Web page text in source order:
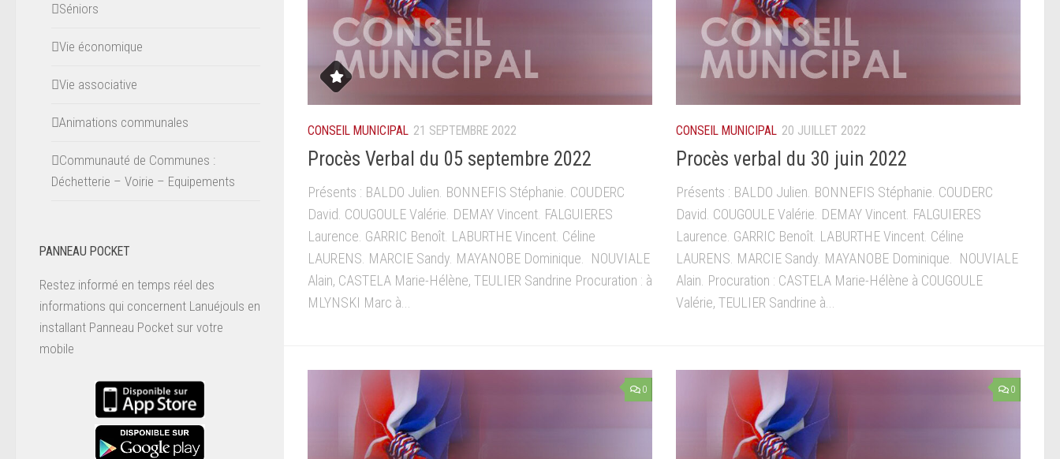
CONSEIL MUNICIPAL 21 SEPTEMBRE 2022
Procès Verbal du 05 septembre 2022
Présents : BALDO Julien. BONNEFIS Stéphanie. COUDERC
David. COUGOULE Valérie. DEMAY Vincent. FALGUIERES
Laurence. GARRIC Benoît. LABURTHE Vincent. Céline
LAURENS. MARCIE Sandy. MAYANOBE Dominique. NOUVIALE
Alain, CASTELA Marie-Hélène, TEULIER Sandrine Procuration : à
MLYNSKI Marc à...
CONSEIL MUNICIPAL 20 JUILLET 2022
Procès verbal du 30 juin 2022
Présents : BALDO Julien. BONNEFIS Stéphanie. COUDERC
David. COUGOULE Valérie. DEMAY Vincent. FALGUIERES
Laurence. GARRIC Benoît. LABURTHE Vincent. Céline
LAURENS. MARCIE Sandy. MAYANOBE Dominique. NOUVIALE
Alain. Procuration : CASTELA Marie-Hélène à COUGOULE
Valérie, TEULIER Sandrine à...
0 0
Séniors
Vie économique
Vie associative
Animations communales
Communauté de Communes :
Déchetterie – Voirie – Equipements
PANNEAU POCKET
Restez informé en temps réel des
informations qui concernent Lanuéjouls en
installant Panneau Pocket sur votre
mobile